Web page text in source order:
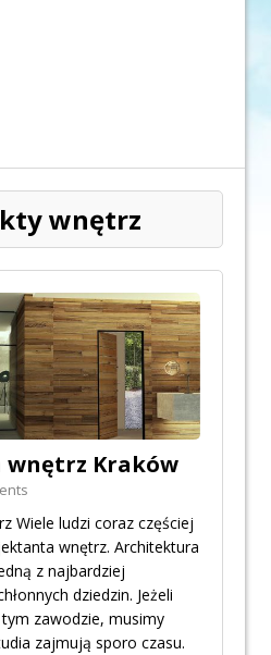
wnętrz
Kraków
Wiele ludzi coraz częściej
wnętrz. Architektura
z najbardziej
dziedzin. Jeżeli
zawodzie, musimy
zajmują sporo czasu.